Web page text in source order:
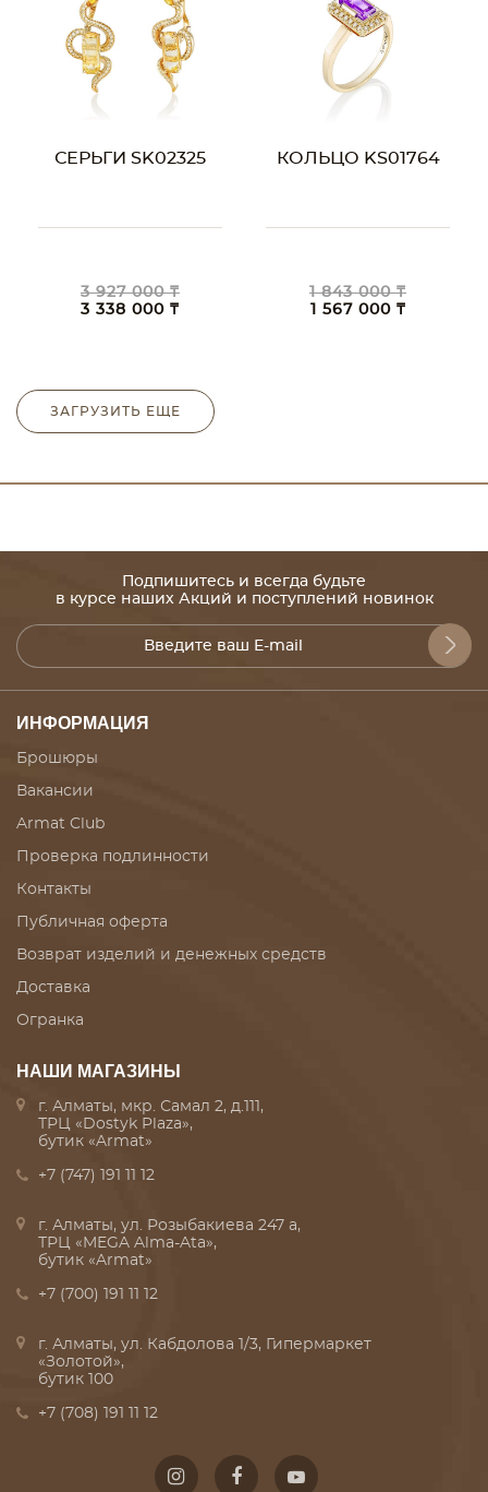
СЕРЬГИ SK02325
3 927 000 ₸
3 338 000 ₸
КОЛЬЦО KS01764
1 843 000 ₸
1 567 000 ₸
ЗАГРУЗИТЬ ЕЩЕ
Подпишитесь и всегда будьте
в курсе наших Акций и поступлений новинок
ИНФОРМАЦИЯ
Брошюры
Вакансии
Armat Club
Проверка подлинности
Контакты
Публичная оферта
Возврат изделий и денежных средств
Доставка
Огранка
НАШИ МАГАЗИНЫ
г. Алматы, мкр. Самал 2, д.111,
ТРЦ «Dostyk Plaza»,
бутик «Armat»
+7 (747) 191 11 12
г. Алматы, ул. Розыбакиева 247 а,
ТРЦ «MEGA Alma-Ata»,
бутик «Armat»
+7 (700) 191 11 12
г. Алматы, ул. Кабдолова 1/3, Гипермаркет
«Золотой»,
бутик 100
+7 (708) 191 11 12